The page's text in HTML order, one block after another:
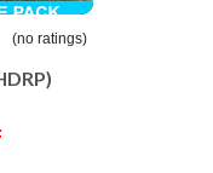
(no ratings)